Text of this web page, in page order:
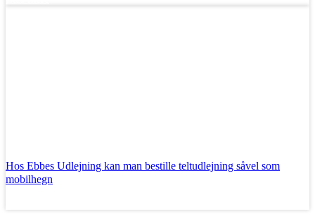
Hos Ebbes Udlejning kan man bestille teltudlejning såvel som
mobilhegn